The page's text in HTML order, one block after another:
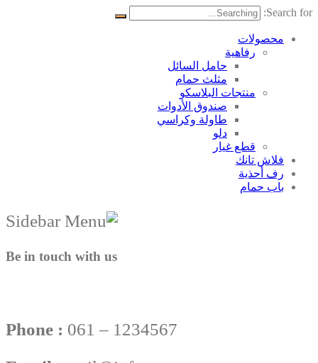
Search for:
محصولات
رفاهية
حامل السائل
مثلث حمام
منتجات البلاسکو
صندوق الأدوات
طاولة وكراسي
دلو
قطع غيار
فلاش تانك
رف أحذية
باب حمام
Be in touch with us
Phone : 061 – 1234567